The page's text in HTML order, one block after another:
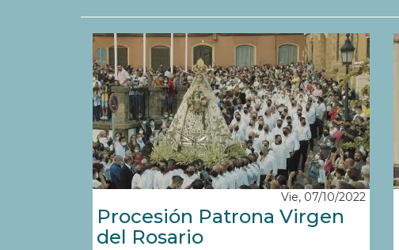
Vie, 07/10/2022
Procesión Patrona Virgen
del Rosario